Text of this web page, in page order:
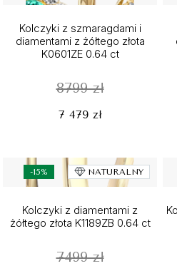
Kolczyki z szmaragdami i
diamentami z żółtego złota
K0601ZE 0.64 ct
8799 zł
7 479 zł
-15% NATURALNY
Kolczyki z diamentami z
żółtego złota K1189ZB 0.64 ct
7499 zł